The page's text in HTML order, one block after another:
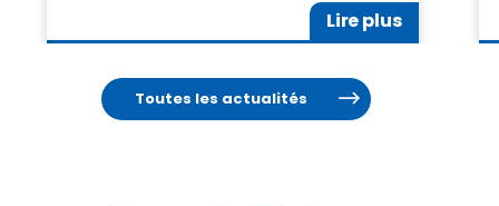
Lire plus
Toutes les actualités